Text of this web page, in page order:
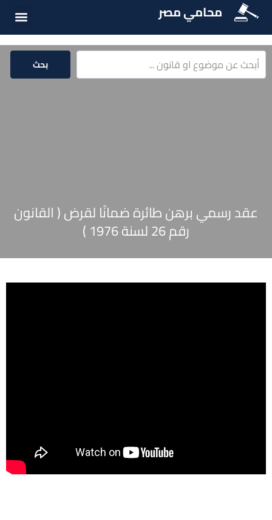
محامي مصر
بحث
عقد رسمي برهن طائرة ضمانًا لقرض ( القانون
رقم 26 لسنة 1976 )